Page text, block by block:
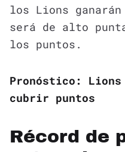
los Lions
será de alto
los puntos.
Pronóstico:
cubrir puntos
Récord de